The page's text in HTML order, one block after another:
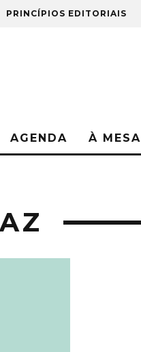
PRINCÍPIOS EDITORIAIS
AGENDA À MESA